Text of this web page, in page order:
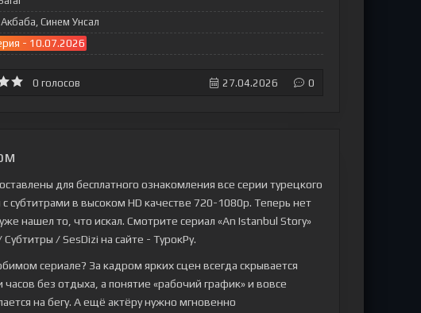
Синем Унсал
- 10.07.2026
0 голосов 27.04.2026 0
для бесплатного ознакомления все серии турецкого
с субтитрами в высоком HD качестве 720-1080p. Теперь нет
нашел то, что искал. Смотрите сериал «An Istanbul Story»
/ SesDizi на сайте - ТурокРу.
сериале? За кадром ярких сцен всегда скрывается
без отдыха, а понятие «рабочий график» и вовсе
на бегу. А ещё актёру нужно мгновенно